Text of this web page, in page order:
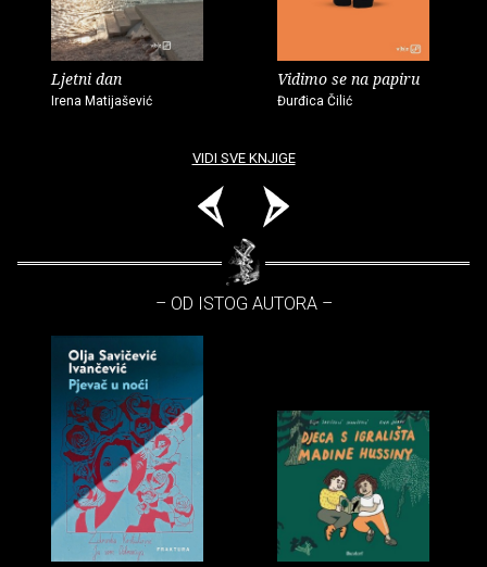
Ljetni dan
Irena Matijašević
Vidimo se na papiru
Đurđica Čilić
VIDI SVE KNJIGE
– OD ISTOG AUTORA –